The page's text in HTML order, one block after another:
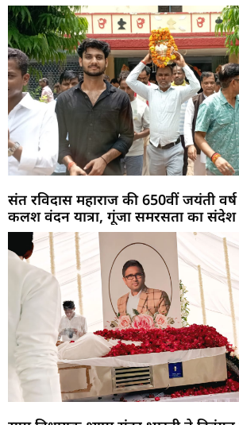
संत रविदास महाराज की 650वीं जयंती
कलश वंदन यात्रा, गूंजा समरसता का संदेश